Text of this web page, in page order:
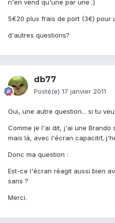
n'en vend qu'une par une ;)
5€20 plus frais de port (3€) pour
d'autres questions?
db77
Posté(e) 17 janvier 2011
Oui, une autre question... si tu
Comme je l'ai dit, j'ai une Brando
mais là, avec l'écran capacitif,
Donc ma question :
Est-ce l'écran réagit aussi bien
sans ?
Merci.